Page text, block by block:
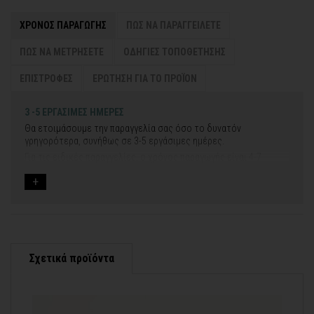
ΧΡΟΝΟΣ ΠΑΡΑΓΩΓΗΣ
3 -5 ΕΡΓΑΣΙΜΕΣ ΗΜΕΡΕΣ
Θα ετοιμάσουμε την παραγγελία σας όσο το δυνατόν
γρηγορότερα, συνήθως σε 3-5 εργάσιμες ημέρες.
Εάν η αποστολή πραγματοποιείται κατά τη διάρκεια μεγάλων
Μπορείτε πάντα να επικοινωνείτε μαζί μας για περισσότερες
Σχετικά προϊόντα